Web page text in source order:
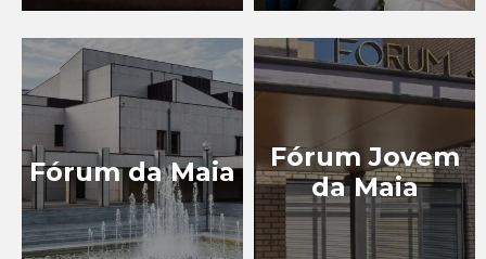
Fórum da Maia
Fórum Jovem
da Maia